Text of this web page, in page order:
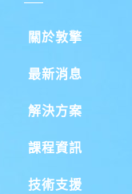
關於敦擎
最新消息
解決方案
課程資訊
技術支援